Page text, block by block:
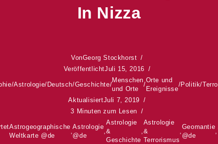
In Nizza
VonGeorg Stockhorst
VeröffentlichtJuli 15, 2016
/Astrologie/Deutsch/Geschichte/
Menschen
und Orte
/
Orte und
Ereignisse
/Politik/
AktualisiertJuli 7, 2019
3 Minuten zum Lesen
Astrogeographische
Weltkarte @de
,
Astrologie
@de
Astrologie
&
Geschichte
Astrologie
&
Terrorismus
Geomantie
@de